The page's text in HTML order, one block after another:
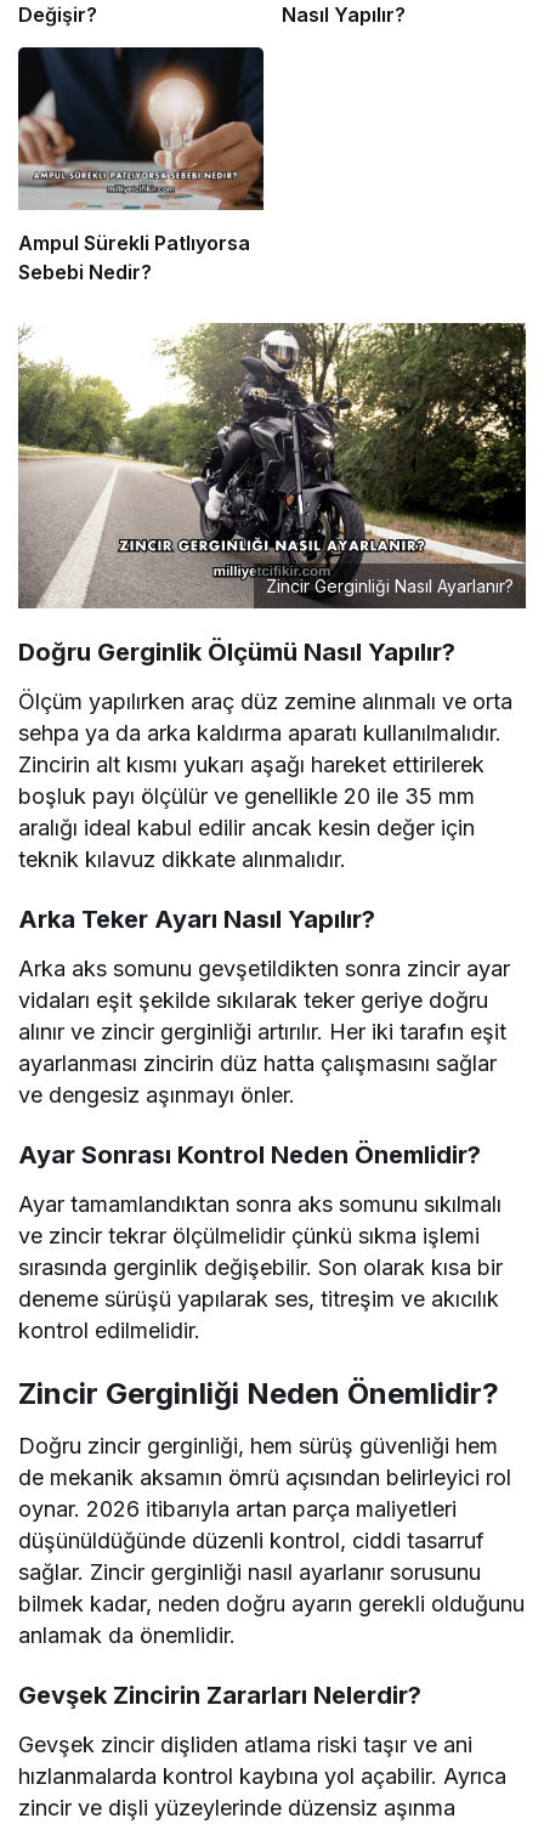
Değişir?
Nasıl Yapılır?
Ampul Sürekli Patlıyorsa
Sebebi Nedir?
Zincir Gerginliği Nasıl Ayarlanır?
Doğru Gerginlik Ölçümü Nasıl Yapılır?
Ölçüm yapılırken araç düz zemine alınmalı ve orta
sehpa ya da arka kaldırma aparatı kullanılmalıdır.
Zincirin alt kısmı yukarı aşağı hareket ettirilerek
boşluk payı ölçülür ve genellikle 20 ile 35 mm
aralığı ideal kabul edilir ancak kesin değer için
teknik kılavuz dikkate alınmalıdır.
Arka Teker Ayarı Nasıl Yapılır?
Arka aks somunu gevşetildikten sonra zincir ayar
vidaları eşit şekilde sıkılarak teker geriye doğru
alınır ve zincir gerginliği artırılır. Her iki tarafın eşit
ayarlanması zincirin düz hatta çalışmasını sağlar
ve dengesiz aşınmayı önler.
Ayar Sonrası Kontrol Neden Önemlidir?
Ayar tamamlandıktan sonra aks somunu sıkılmalı
ve zincir tekrar ölçülmelidir çünkü sıkma işlemi
sırasında gerginlik değişebilir. Son olarak kısa bir
deneme sürüşü yapılarak ses, titreşim ve akıcılık
kontrol edilmelidir.
Zincir Gerginliği Neden Önemlidir?
Doğru zincir gerginliği, hem sürüş güvenliği hem
de mekanik aksamın ömrü açısından belirleyici rol
oynar. 2026 itibarıyla artan parça maliyetleri
düşünüldüğünde düzenli kontrol, ciddi tasarruf
sağlar. Zincir gerginliği nasıl ayarlanır sorusunu
bilmek kadar, neden doğru ayarın gerekli olduğunu
anlamak da önemlidir.
Gevşek Zincirin Zararları Nelerdir?
Gevşek zincir dişliden atlama riski taşır ve ani
hızlanmalarda kontrol kaybına yol açabilir. Ayrıca
zincir ve dişli yüzeylerinde düzensiz aşınma